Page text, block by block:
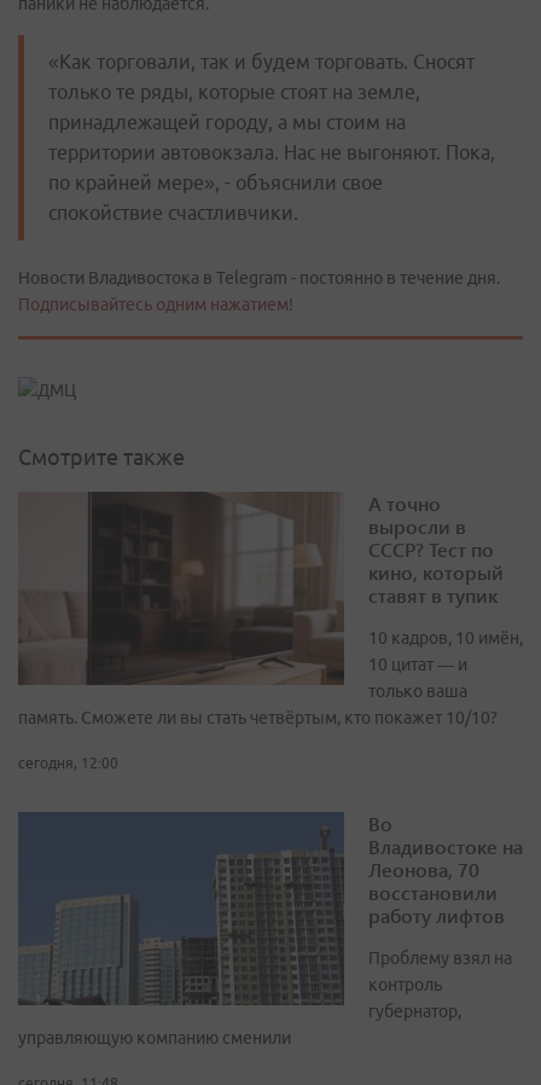
«Как торговали, так и будем торговать. Сносят
только те ряды, которые стоят на земле,
принадлежащей городу, а мы стоим на
территории автовокзала. Нас не выгоняют. Пока,
по крайней мере», - объяснили свое
спокойствие счастливчики.
Новости Владивостока в Telegram - постоянно в течение дня.
Подписывайтесь одним нажатием!
Смотрите также
А точно
выросли в
СССР? Тест по
кино, который
ставят в тупик
10 кадров, 10 имён,
10 цитат — и
только ваша
память. Сможете ли вы стать четвёртым, кто покажет 10/10?
сегодня, 12:00
Во
Владивостоке на
Леонова, 70
восстановили
работу лифтов
Проблему взял на
контроль
губернатор,
управляющую компанию сменили